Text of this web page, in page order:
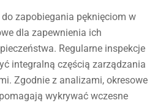
zapobiegania pęknięciom w
dla zapewnienia ich
Regularne inspekcje
integralną częścią zarządzania
Zgodnie z analizami, okresowe
wykrywać wczesne